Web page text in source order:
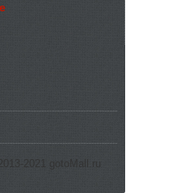
2021 gotoMall.ru